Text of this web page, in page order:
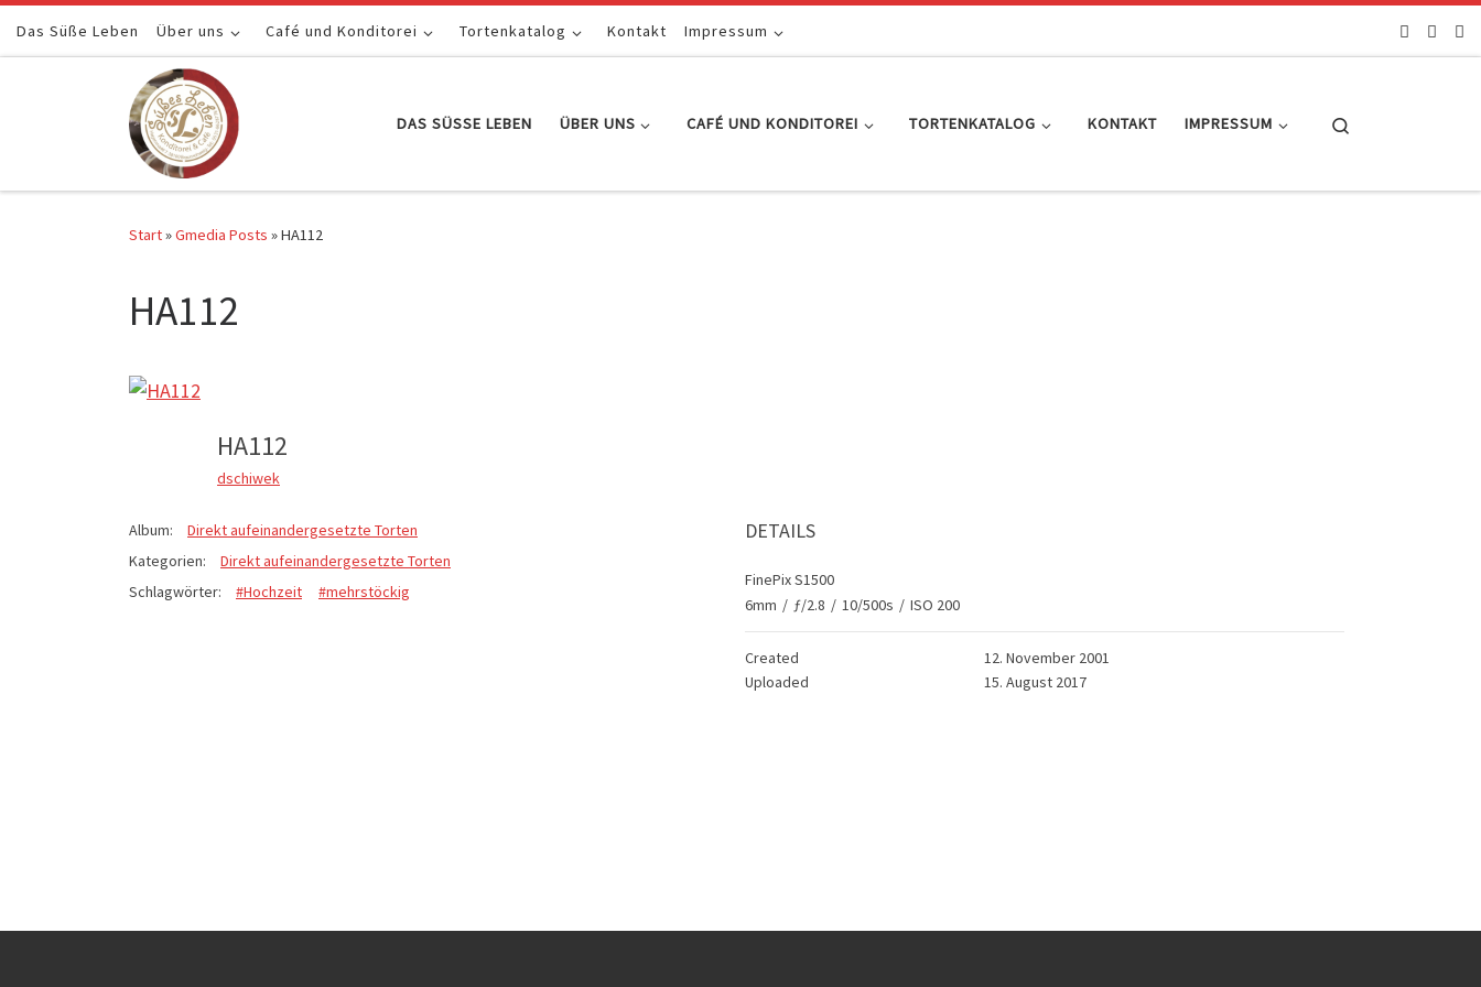
Zum Inhalt springen
Das Süße Leben Über uns Café und Konditorei Tortenkatalog Kontakt Impressum
DAS SÜSSE LEBEN ÜBER UNS CAFÉ UND KONDITOREI TORTENKATALOG KONTAKT IMPRESSUM
Start»Gmedia Posts »HA112
HA112
HA112
dschiwek
Album:
Direkt aufeinandergesetzte Torten
Kategorien:
Direkt aufeinandergesetzte Torten
Schlagwörter:
#Hochzeit #mehrstöckig
DETAILS
FinePix S1500
6mm / ƒ/2.8 / 10/500s / ISO 200
Created
12. November 2001
Uploaded
15. August 2017